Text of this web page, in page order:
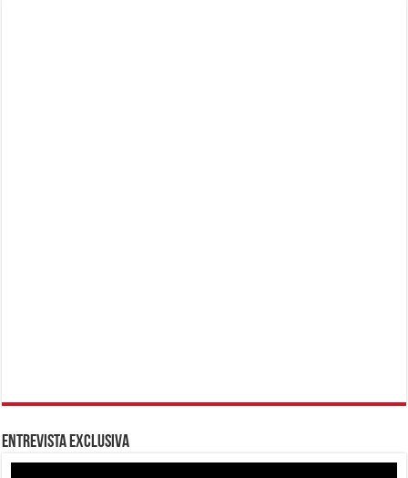
Entrevista Exclusiva